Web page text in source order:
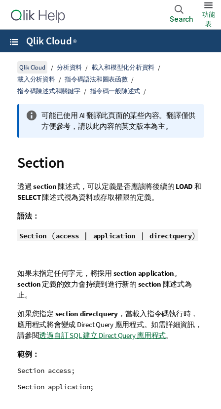
Search
功能
表
Qlik Cloud ®
Qlik Cloud 分析資料
載入和模型化分析資料
載入分析資料
指令碼語法和圖表函數
指令碼陳述式和關鍵字
指令碼一般陳述式
可能已使用 AI 翻譯此頁面的某些內容。翻譯僅供
方便參考，請以此內容的英文版本為主。
Section
透過section陳述式，可以定義是否應該將後續的 LOAD 和
SELECT陳述式視為資料或存取權限的定義。
語法：
Section(access| application| directquery)
如果未指定任何字元，將採用 section application。
section 定義的效力會持續到進行新的 section 陳述式為
止。
如果您指定 section directquery，當載入指令碼執行時，
應用程式將會變成 Direct Query應用程式。如需詳細資訊，
請參閱透過自訂 SQL 建立 Direct Query 應用程式。
範例：
Section access;
Section application;